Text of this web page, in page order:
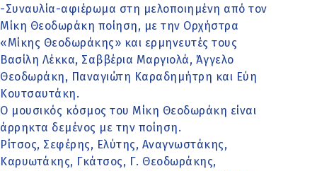
-Συναυλία-αφιέρωμα στη μελοποιημένη από τον
Μίκη Θεοδωράκη ποίηση, με την Ορχήστρα
«Μίκης Θεοδωράκης» και ερμηνευτές τους
Βασίλη Λέκκα, Σαββέρια Μαργιολά, Άγγελο
Θεοδωράκη, Παναγιώτη Καραδημήτρη και Εύη
Κουτσαυτάκη.
Ο μουσικός κόσμος του Μίκη Θεοδωράκη είναι
άρρηκτα δεμένος με την ποίηση.
Ρίτσος, Σεφέρης, Ελύτης, Αναγνωστάκης,
Καρυωτάκης, Γκάτσος, Γ. Θεοδωράκης,